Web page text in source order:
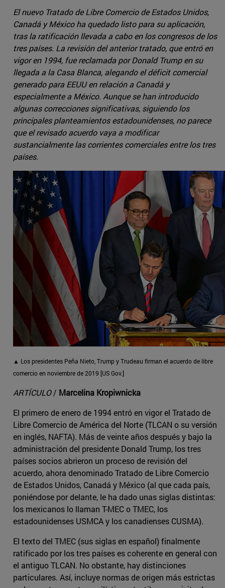
El nuevo Tratado de Libre Comercio de Estados Unidos,
Canadá y México ha quedado listo para su aplicación,
tras la ratificación llevada a cabo en los congresos de los
tres países. La revisión del anterior tratado, que entró en
vigor en 1994, fue reclamada por Donald Trump en su
llegada a la Casa Blanca, alegando el déficit comercial
generado para EEUU en relación a Canadá y
especialmente a México. Aunque se han introducido
algunas correcciones significativas, siguiendo los
principales planteamientos estadounidenses, no parece
que el revisado acuerdo vaya a modificar
sustancialmente las corrientes comerciales entre los tres
países.
▲ Los presidentes Peña Nieto, Trump y Trudeau firman el acuerdo de libre
comercio en noviembre de 2019 [US Gov.]
ARTÍCULO/ Marcelina Kropiwnicka
El primero de enero de 1994 entró en vigor el Tratado de
Libre Comercio de América del Norte (TLCAN o su versión
en inglés, NAFTA). Más de veinte años después y bajo la
administración del presidente Donald Trump, los tres
países socios abrieron un proceso de revisión del
acuerdo, ahora denominado Tratado de Libre Comercio
de Estados Unidos, Canadá y México (al que cada país,
poniéndose por delante, le ha dado unas siglas distintas:
los mexicanos lo llaman T-MEC o TMEC, los
estadounidenses USMCA y los canadienses CUSMA).
El texto del TMEC (sus siglas en español) finalmente
ratificado por los tres países es coherente en general con
el antiguo TLCAN. No obstante, hay distinciones
particulares. Así, incluye normas de origen más estrictas